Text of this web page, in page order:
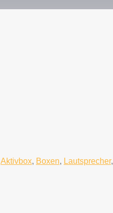
Aktivbox, Boxen, Lautsprecher,